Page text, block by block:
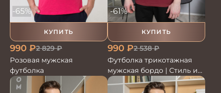
КУПИТЬ
-65%
990 ₽2 829₽
Розовая мужская
футболка
КУПИТЬ
-61%
990 ₽2 538₽
Футболка трикотажная
мужская бордо | Стиль и
комфорт для каждого дня